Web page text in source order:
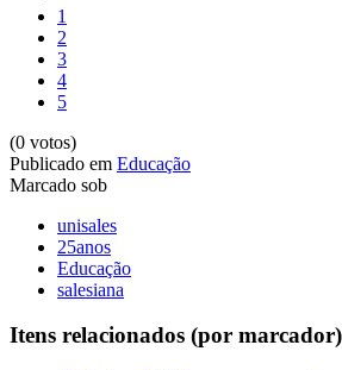
1
2
3
4
5
(0 votos)
Publicado em Educação
Marcado sob
unisales
25anos
Educação
salesiana
Itens relacionados (por marcador)